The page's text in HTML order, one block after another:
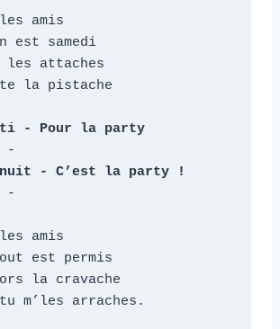
amis
est samedi
les attaches
la pistache
- Pour la party
- C’est la party !
-
amis
est permis
la cravache
m’les arraches.